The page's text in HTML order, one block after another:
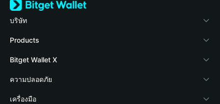
บริษัท
เกี่ยวกับ Bitget Wallet
Blog
Academy
ข่าวสารด้านคริปโต
Products
Crypto Card
Stablecoin Earn
Payfi Crypto
Bitget Wallet X
นักพัฒนา
เชื่อมต่อ Wallet
ความปลอดภัย
Protection Fund
เครื่องมือ